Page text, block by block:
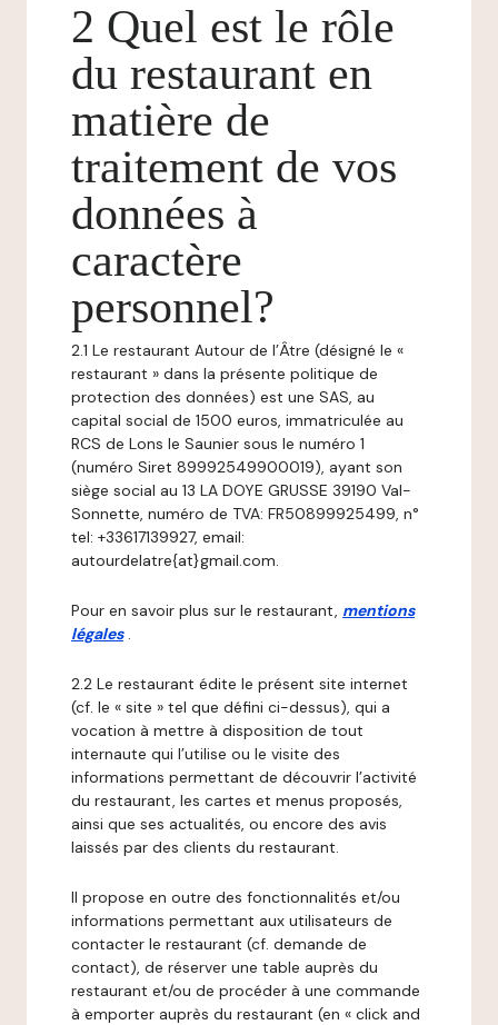
2 Quel est le rôle
du restaurant en
matière de
traitement de vos
données à
caractère
personnel?
2.1 Le restaurant Autour de l’Âtre (désigné le «
restaurant » dans la présente politique de
protection des données) est une SAS, au
capital social de 1500 euros, immatriculée au
RCS de Lons le Saunier sous le numéro 1
(numéro Siret 89992549900019), ayant son
siège social au 13 LA DOYE GRUSSE 39190 Val-
Sonnette, numéro de TVA: FR50899925499, n°
tel: +33617139927, email:
autourdelatre{at}gmail.com.
Pour en savoir plus sur le restaurant, mentions
légales .
2.2 Le restaurant édite le présent site internet
(cf. le « site » tel que défini ci-dessus), qui a
vocation à mettre à disposition de tout
internaute qui l’utilise ou le visite des
informations permettant de découvrir l’activité
du restaurant, les cartes et menus proposés,
ainsi que ses actualités, ou encore des avis
laissés par des clients du restaurant.
Il propose en outre des fonctionnalités et/ou
informations permettant aux utilisateurs de
contacter le restaurant (cf. demande de
contact), de réserver une table auprès du
restaurant et/ou de procéder à une commande
à emporter auprès du restaurant (en « click and